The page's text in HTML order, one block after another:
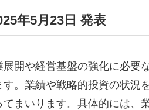
年5月23日 発表
開や経営基盤の強化に必要
。業績や戦略的投資の状況
まいります。具体的には、